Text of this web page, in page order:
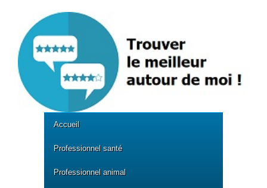
Accueil
Professionnel santé
Professionnel animal